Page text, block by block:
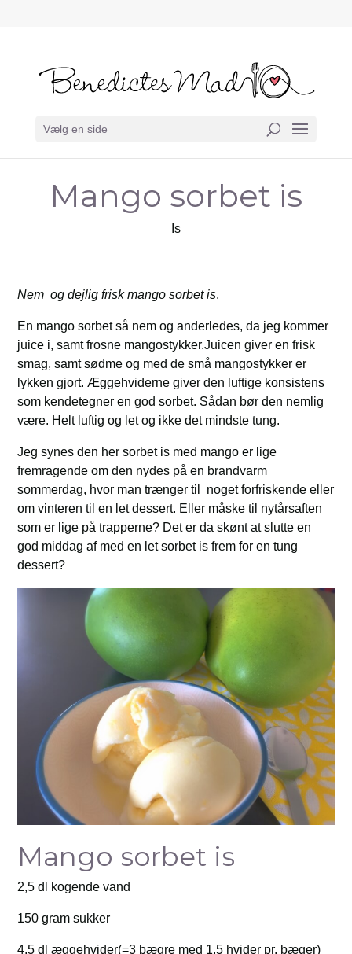
Vælg en side
Mango sorbet is
Is
Nem og dejlig frisk mango sorbet is.
En mango sorbet så nem og anderledes, da jeg kommer
juice i, samt frosne mangostykker.Juicen giver en frisk
smag, samt sødme og med de små mangostykker er
lykken gjort. Æggehviderne giver den luftige konsistens
som kendetegner en god sorbet. Sådan bør den nemlig
være. Helt luftig og let og ikke det mindste tung.
Jeg synes den her sorbet is med mango er lige
fremragende om den nydes på en brandvarm
sommerdag, hvor man trænger til noget forfriskende eller
om vinteren til en let dessert. Eller måske til nytårsaften
som er lige på trapperne? Det er da skønt at slutte en
god middag af med en let sorbet is frem for en tung
dessert?
Mango sorbet is
2,5 dl kogende vand
150 gram sukker
4,5 dl æggehvider(=3 bægre med 1,5 hvider pr. bæger)